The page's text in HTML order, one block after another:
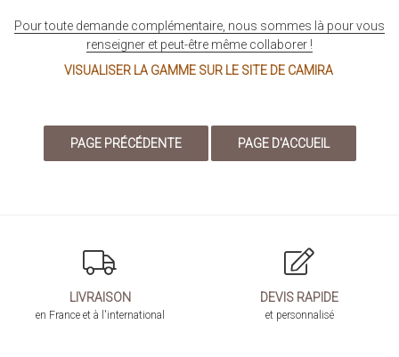
Pour toute demande complémentaire, nous sommes là pour vous
renseigner et peut-être même collaborer !
VISUALISER LA GAMME SUR LE SITE DE CAMIRA
LIVRAISON
en France et à l'international
DEVIS RAPIDE
et personnalisé